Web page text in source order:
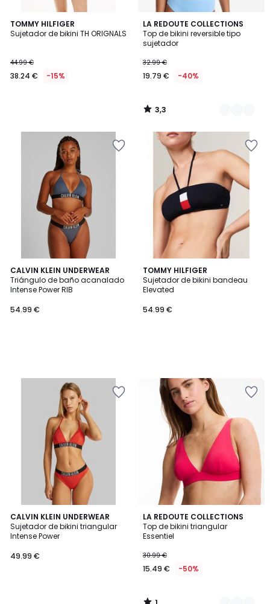
TOMMY HILFIGER
Sujetador de bikini TH ORIGNALS
44.99 €
38.24 € -15%
LA REDOUTE COLLECTIONS
Top de bikini reversible tipo
sujetador
32.99 €
19.79 € -40%
3,3
/ 5
2
Colores
3,3
/
CALVIN KLEIN UNDERWEAR
Triángulo de baño acanalado
Intense Power RIB
54.99 €
TOMMY HILFIGER
Sujetador de bikini bandeau
Elevated
54.99 €
CALVIN KLEIN UNDERWEAR
Sujetador de bikini triangular
Intense Power
49.99 €
LA REDOUTE COLLECTIONS
Top de bikini triangular
Essentiel
30.99 €
15.49 € -50%
1
/
5
2
Colores